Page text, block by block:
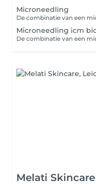
Microneedling
Microneedling icm
Melati Skincare